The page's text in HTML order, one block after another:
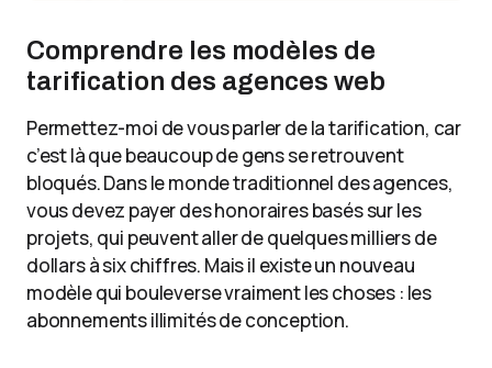
Comprendre les modèles de
tarification des agences web
Permettez-moi de vous parler de la tarification, car
c’est là que beaucoup de gens se retrouvent
bloqués. Dans le monde traditionnel des agences,
vous devez payer des honoraires basés sur les
projets, qui peuvent aller de quelques milliers de
dollars à six chiffres. Mais il existe un nouveau
modèle qui bouleverse vraiment les choses : les
abonnements illimités de conception.